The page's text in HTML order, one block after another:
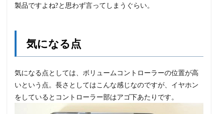
製品ですよね?と思わず言ってしまうぐらい。
気になる点
気になる点としては、ボリュームコントローラーの位置が高
いという点。長さとしてはこんな感じなのですが、イヤホン
をしているとコントローラー部はアゴ下あたりです。